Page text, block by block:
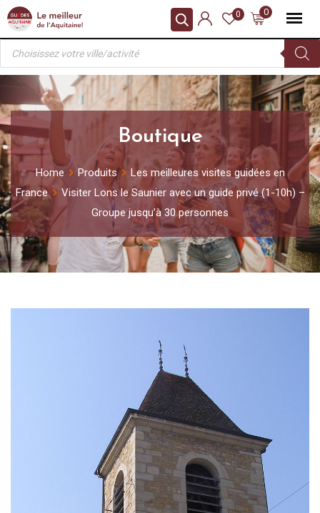
Skip
content
0
0
Recherche
produits
Boutique
Home Produits
Les meilleures visites guidées en
France
Visiter Lons le Saunier avec un guide privé (1-10h) –
Groupe jusqu’à 30 personnes